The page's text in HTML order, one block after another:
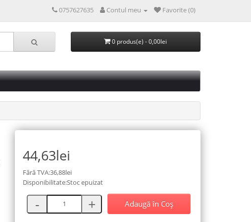
0757627635 Contul meu Favorite (0)
0 produs(e) - 0,00lei
44,63lei
Fără TVA:36,88lei
Disponibilitate:Stoc epuizat
Adaugă în Coş